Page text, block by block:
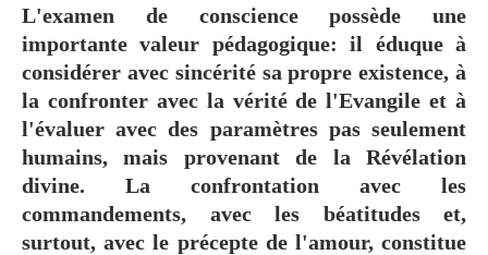
L'examen de conscience possède une
importante valeur pédagogique: il éduque à
considérer avec sincérité sa propre existence, à
la confronter avec la vérité de l'Evangile et à
l'évaluer avec des paramètres pas seulement
humains, mais provenant de la Révélation
divine. La confrontation avec les
commandements, avec les béatitudes et,
surtout, avec le précepte de l'amour, constitue